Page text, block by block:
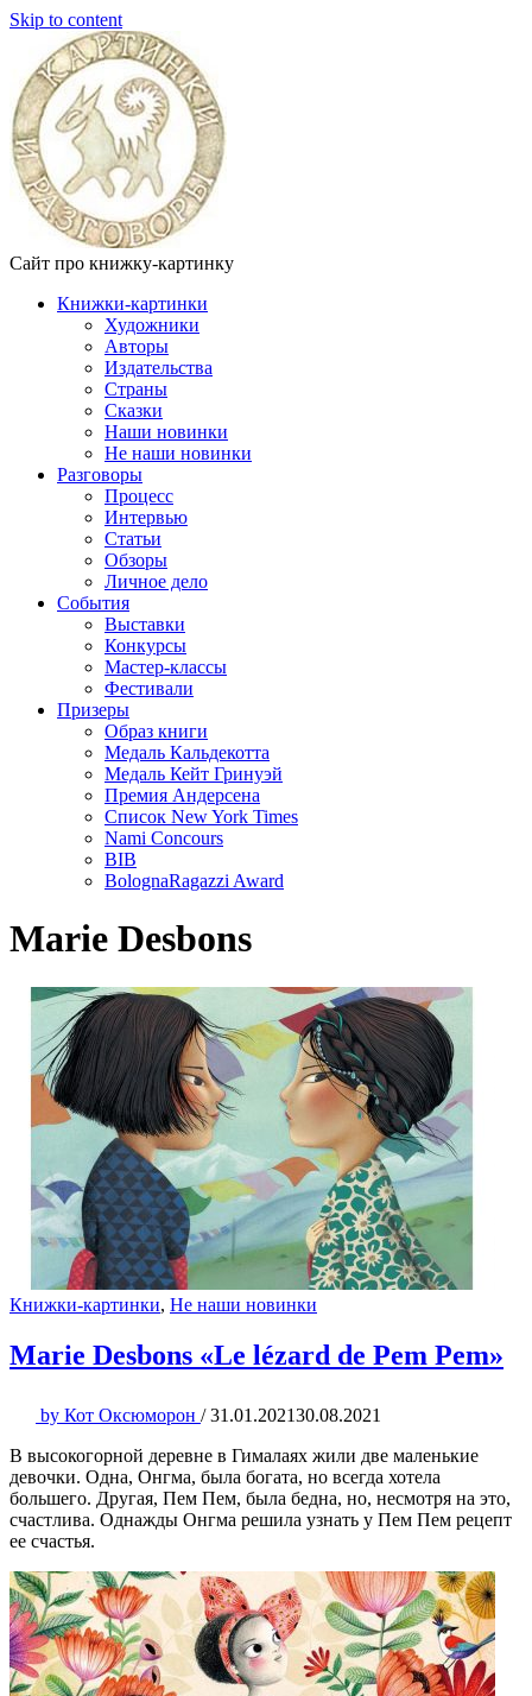
Skip to content
Сайт про книжку-картинку
Книжки-картинки
Художники
Авторы
Издательства
Страны
Сказки
Наши новинки
Не наши новинки
Разговоры
Процесс
Интервью
Статьи
Обзоры
Личное дело
События
Выставки
Конкурсы
Мастер-классы
Фестивали
Призеры
Образ книги
Медаль Кальдекотта
Медаль Кейт Гринуэй
Премия Андерсена
Список New York Times
Nami Concours
BIB
BolognaRagazzi Award
Marie Desbons
Книжки-картинки, Не наши новинки
Marie Desbons «Le lézard de Pem Pem»
by Кот Оксюморон / 31.01.202130.08.2021
В высокогорной деревне в Гималаях жили две маленькие
девочки. Одна, Онгма, была богата, но всегда хотела
большего. Другая, Пем Пем, была бедна, но, несмотря на это,
счастлива. Однажды Онгма решила узнать у Пем Пем рецепт
ее счастья.